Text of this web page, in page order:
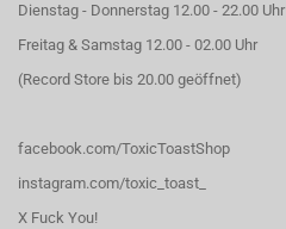
Dienstag - Donnerstag 12.00 - 22.00 Uhr
Freitag & Samstag 12.00 - 02.00 Uhr
(Record Store bis 20.00 geöffnet)
facebook.com/ToxicToastShop
instagram.com/toxic_toast_
X Fuck You!